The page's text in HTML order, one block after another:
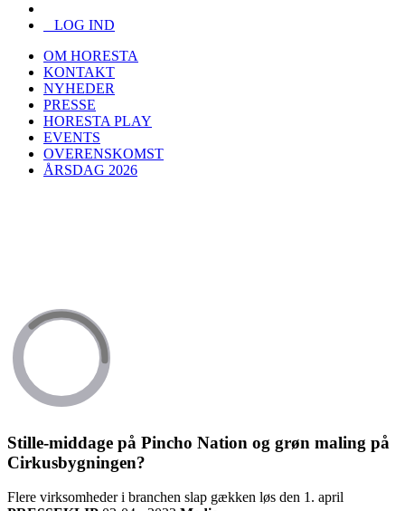
LOG IND
OM HORESTA
KONTAKT
NYHEDER
PRESSE
HORESTA PLAY
EVENTS
OVERENSKOMST
ÅRSDAG 2026
Stille-middage på Pincho Nation og grøn maling på
Cirkusbygningen?
Flere virksomheder i branchen slap gækken løs den 1. april